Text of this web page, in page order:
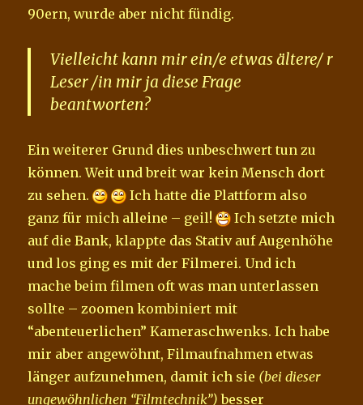
90ern, wurde aber nicht fündig.
Vielleicht kann mir ein/e etwas ältere/ r
Leser /in mir ja diese Frage
beantworten?
Ein weiterer Grund dies unbeschwert tun zu
können. Weit und breit war kein Mensch dort
zu sehen.
Ich hatte die Plattform also
ganz für mich alleine – geil!
Ich setzte mich
auf die Bank, klappte das Stativ auf Augenhöhe
und los ging es mit der Filmerei. Und ich
mache beim filmen oft was man unterlassen
sollte – zoomen kombiniert mit
“abenteuerlichen” Kameraschwenks. Ich habe
mir aber angewöhnt, Filmaufnahmen etwas
länger aufzunehmen, damit ich sie (bei dieser
ungewöhnlichen “Filmtechnik”) besser